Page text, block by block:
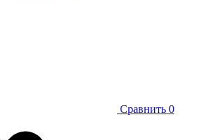
Сравнить 0